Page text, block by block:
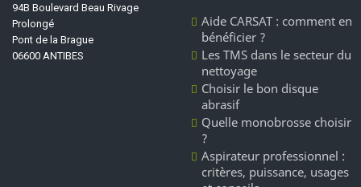
94B Boulevard Beau Rivage
Prolongé
Pont de la Brague
06600 ANTIBES
Aide CARSAT : comment en
bénéficier ?
Les TMS dans le secteur du
nettoyage
Choisir le bon disque
abrasif
Quelle monobrosse choisir
?
Aspirateur professionnel :
critères, puissance, usages